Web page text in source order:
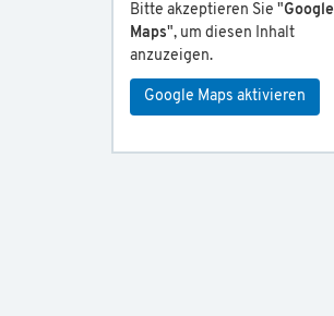
Bitte akzeptieren Sie "Google
Maps", um diesen Inhalt
anzuzeigen.
Google Maps aktivieren